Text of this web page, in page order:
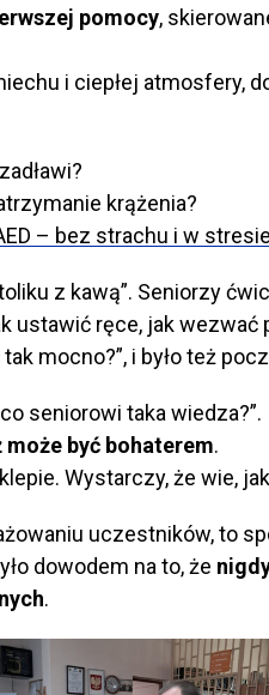
pomocy,
i ciepłej atmosfery,
krążenia?
– bez strachu i w
z kawą”. Seniorzy
ustawić ręce, jak wezwać
mocno?”, i było też
seniorowi taka wiedza?”.
być bohaterem.
Wystarczy, że wie, jak
uczestników, to
dowodem na to, że
.